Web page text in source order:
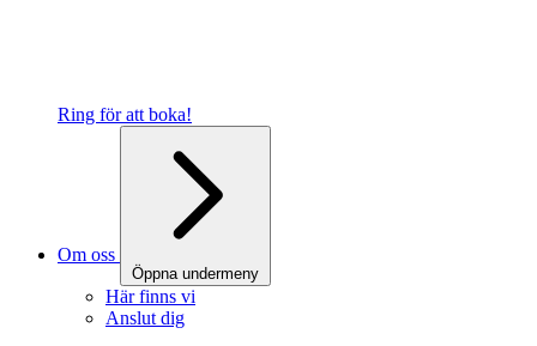
Ring för att boka!
Om oss
Öppna undermeny
Här finns vi
Anslut dig